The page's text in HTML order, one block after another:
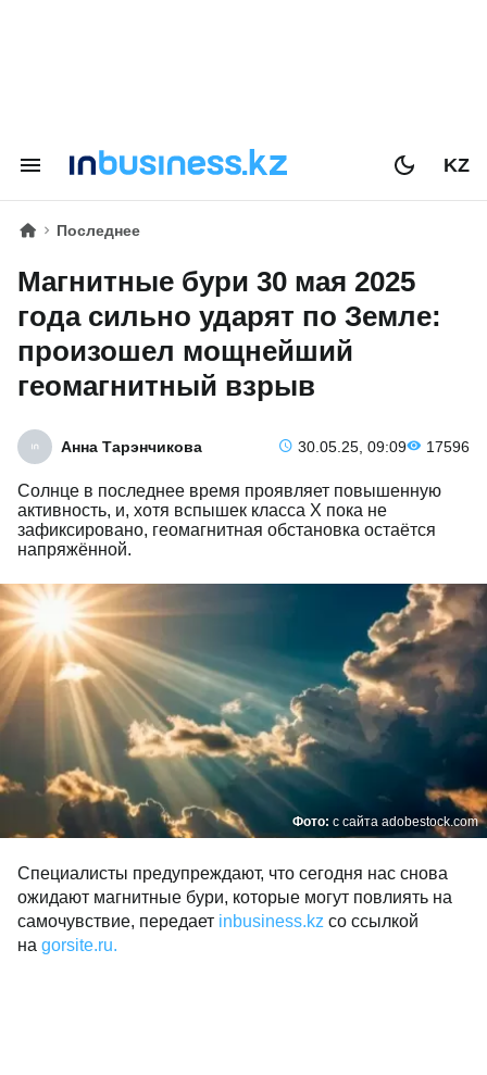
KZ
Последнее
Магнитные бури 30 мая 2025
года сильно ударят по Земле:
произошел мощнейший
геомагнитный взрыв
Анна Тарэнчикова 30.05.25, 09:09 17596
Солнце в последнее время проявляет повышенную
активность, и, хотя вспышек класса Х пока не
зафиксировано, геомагнитная обстановка остаётся
напряжённой.
Фото: с сайта adobestock.com
Специалисты предупреждают, что сегодня нас снова
ожидают магнитные бури, которые могут повлиять на
самочувствие, передает inbusiness.kz со ссылкой
на gorsite.ru.